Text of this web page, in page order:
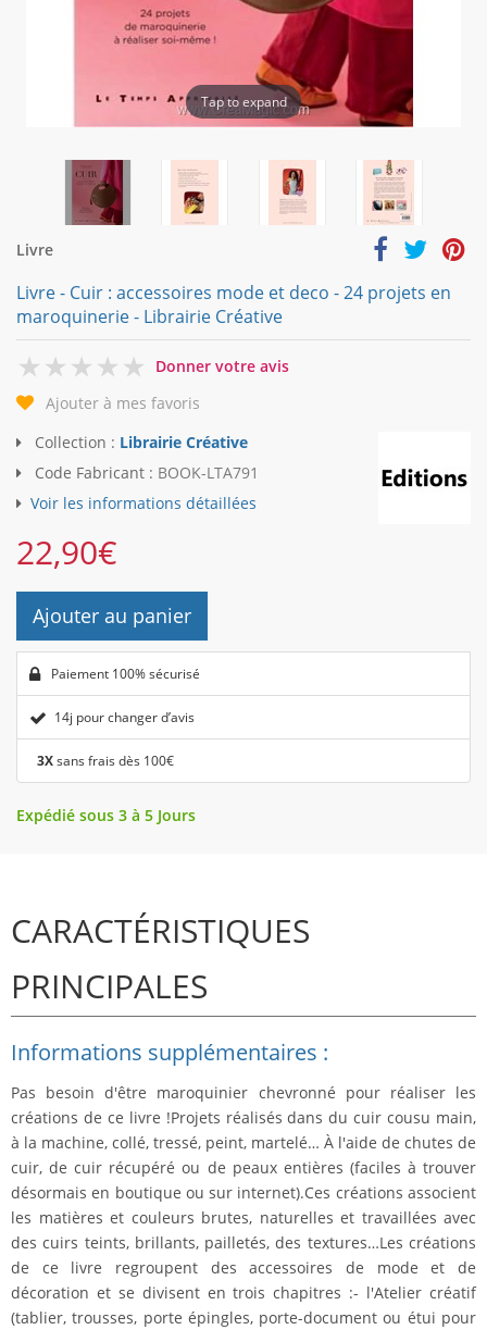
Tap to expand
Livre
Livre - Cuir : accessoires mode et deco - 24 projets en
maroquinerie - Librairie Créative
0
Donner votre avis
Ajouter à mes favoris
Collection : Librairie Créative
Code Fabricant : BOOK-LTA791
Voir les informations détaillées
22,90€
Ajouter au panier
Paiement 100% sécurisé
14j pour changer d’avis
3Xsans frais dès 100€
Expédié sous 3 à 5 Jours
CARACTÉRISTIQUES
PRINCIPALES
Informations supplémentaires :
Pas besoin d'être maroquinier chevronné pour réaliser les
créations de ce livre !Projets réalisés dans ducuir cousu main,
à la machine, collé, tressé, peint, martelé… À l'aide de chutes de
cuir, de cuir récupéré ou de peaux entières (faciles à trouver
désormais en boutique ou sur internet).Ces créations associent
les matières et couleurs brutes, naturelles et travaillées avec
des cuirs teints, brillants, pailletés, des textures…Les créations
de ce livre regroupent des accessoires de mode et de
décoration et se divisent en trois chapitres :- l'Atelier créatif
(tablier, trousses, porte épingles, porte-document ou étui pour